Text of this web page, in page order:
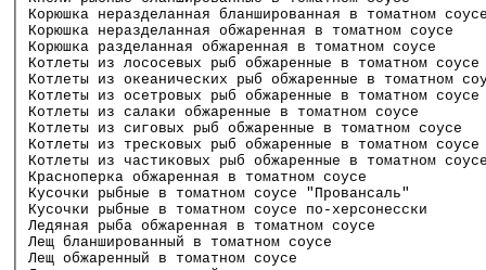
│ Корюшка неразделанная бланшированная в
│ Корюшка неразделанная обжаренная в томатном
│ Корюшка разделанная обжаренная в томатном
│ Котлеты из лососевых рыб обжаренные в томатном
│ Котлеты из океанических рыб обжаренные в
│ Котлеты из осетровых рыб обжаренные в томатном
│ Котлеты из салаки обжаренные в томатном
│ Котлеты из сиговых рыб обжаренные в томатном
│ Котлеты из тресковых рыб обжаренные в томатном
│ Котлеты из частиковых рыб обжаренные в
│ Красноперка обжаренная в томатном соусе
│ Кусочки рыбные в томатном соусе "Провансаль"
│ Кусочки рыбные в томатном соусе по-
│ Ледяная рыба обжаренная в томатном соусе
│ Лещ бланшированный в томатном соусе
│ Лещ обжаренный в томатном соусе